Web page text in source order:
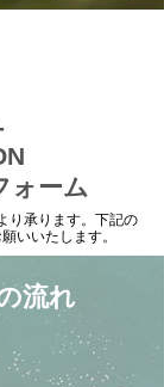
ォーム
り承ります。下記の
願いいたします。
流れ